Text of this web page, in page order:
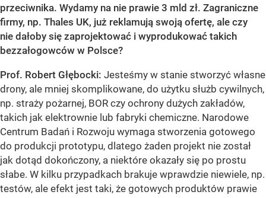
przeciwnika. Wydamy na nie prawie 3 mld zł. Zagraniczne
firmy, np. Thales UK, już reklamują swoją ofertę, ale czy
nie dałoby się zaprojektować i wyprodukować takich
bezzałogowców w Polsce?
Prof. Robert Głębocki: Jesteśmy w stanie stworzyć własne
drony, ale mniej skomplikowane, do użytku służb cywilnych,
np. straży pożarnej, BOR czy ochrony dużych zakładów,
takich jak elektrownie lub fabryki chemiczne. Narodowe
Centrum Badań i Rozwoju wymaga stworzenia gotowego
do produkcji prototypu, dlatego żaden projekt nie został
jak dotąd dokończony, a niektóre okazały się po prostu
słabe. W kilku przypadkach brakuje wprawdzie niewiele, np.
testów, ale efekt jest taki, że gotowych produktów prawie